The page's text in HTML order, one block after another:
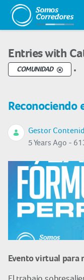
Entries with
COMUNIDAD .
Reconociendo
Gestor
5 Years Ago -
Evento virtual para